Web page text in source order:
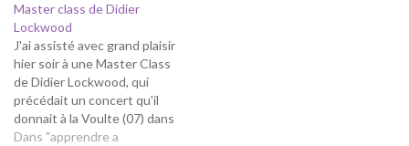
Master class de Didier
Lockwood
J'ai assisté avec grand plaisir
hier soir à une Master Class
de Didier Lockwood, qui
précédait un concert qu'il
donnait à la Voulte (07) dans
le cadre des soirées
Dans "apprendre a